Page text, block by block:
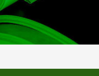
para la educación formal